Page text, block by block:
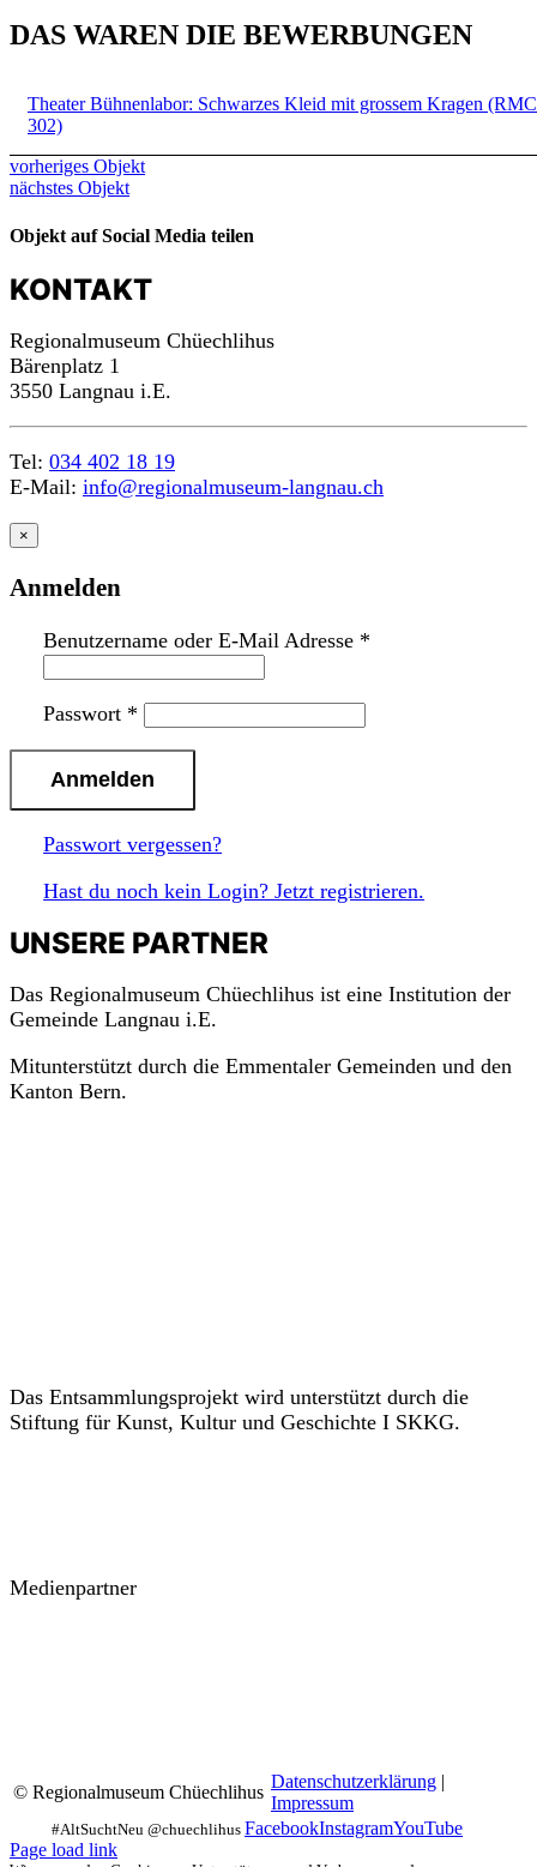
DAS WAREN DIE BEWERBUNGEN
Theater Bühnenlabor: Schwarzes Kleid mit grossem Kragen
302)
vorheriges Objekt
nächstes Objekt
Objekt auf Social Media teilen
KONTAKT
Regionalmuseum Chüechlihus
Bärenplatz 1
3550 Langnau i.E.
Tel: 034 402 18 19
E-Mail: info@regionalmuseum-langnau.ch
×
Anmelden
Benutzername oder E-Mail Adresse *
Passwort *
Passwort vergessen?
Hast du noch kein Login? Jetzt registrieren.
UNSERE PARTNER
Das Regionalmuseum Chüechlihus ist eine Institution der
Gemeinde Langnau i.E.
Mitunterstützt durch die Emmentaler Gemeinden und den
Kanton Bern.
Das Entsammlungsprojekt wird unterstützt durch die
Stiftung für Kunst, Kultur und Geschichte I SKKG.
Medienpartner
© Regionalmuseum Chüechlihus
Datenschutzerklärung |
Impressum
FacebookInstagramYouTube
Page load link